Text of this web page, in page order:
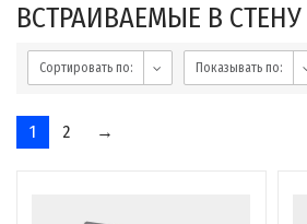
ВСТРАИВАЕМЫЕ В СТЕНУ
Сортировать по: Показывать по:
1 2 →